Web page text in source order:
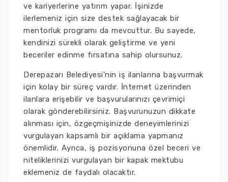
ve kariyerlerine yatırım yapar. İşinizde
ilerlemeniz için size destek sağlayacak bir
mentorluk programı da mevcuttur. Bu sayede,
kendinizi sürekli olarak geliştirme ve yeni
beceriler edinme fırsatına sahip olursunuz.
Derepazarı Belediyesi'nin iş ilanlarına başvurmak
için kolay bir süreç vardır. İnternet üzerinden
ilanlara erişebilir ve başvurularınızı çevrimiçi
olarak gönderebilirsiniz. Başvurunuzun dikkate
alınması için, özgeçmişinizde deneyimlerinizi
vurgulayan kapsamlı bir açıklama yapmanız
önemlidir. Ayrıca, iş pozisyonuna özel beceri ve
niteliklerinizi vurgulayan bir kapak mektubu
eklemeniz de faydalı olacaktır.